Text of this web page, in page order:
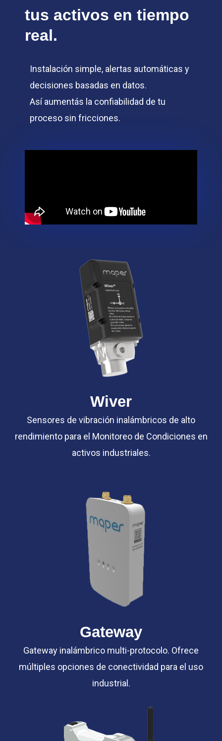
tus activos en tiempo
real.
Instalación simple, alertas automáticas y
decisiones basadas en datos.
Así aumentás la confiabilidad de tu
proceso sin fricciones.
Wiver
Sensores de vibración inalámbricos de alto
rendimiento para el Monitoreo de Condiciones en
activos industriales.
Gateway
Gateway inalámbrico multi-protocolo. Ofrece
múltiples opciones de conectividad para el uso
industrial.